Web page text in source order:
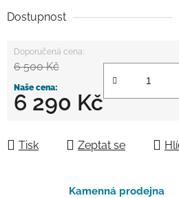
Dostupnost
6 500 Kč
6 290 Kč
Tisk Zeptat se
Kamenná prodejna